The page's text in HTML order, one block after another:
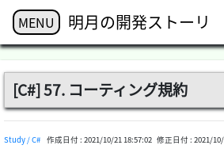
MENU 明月の開発ストーリ
[C#] 57. コーティング規約
Study / C# 作成日付 : 2021/10/21 18:57:02 修正日付 : 2021/